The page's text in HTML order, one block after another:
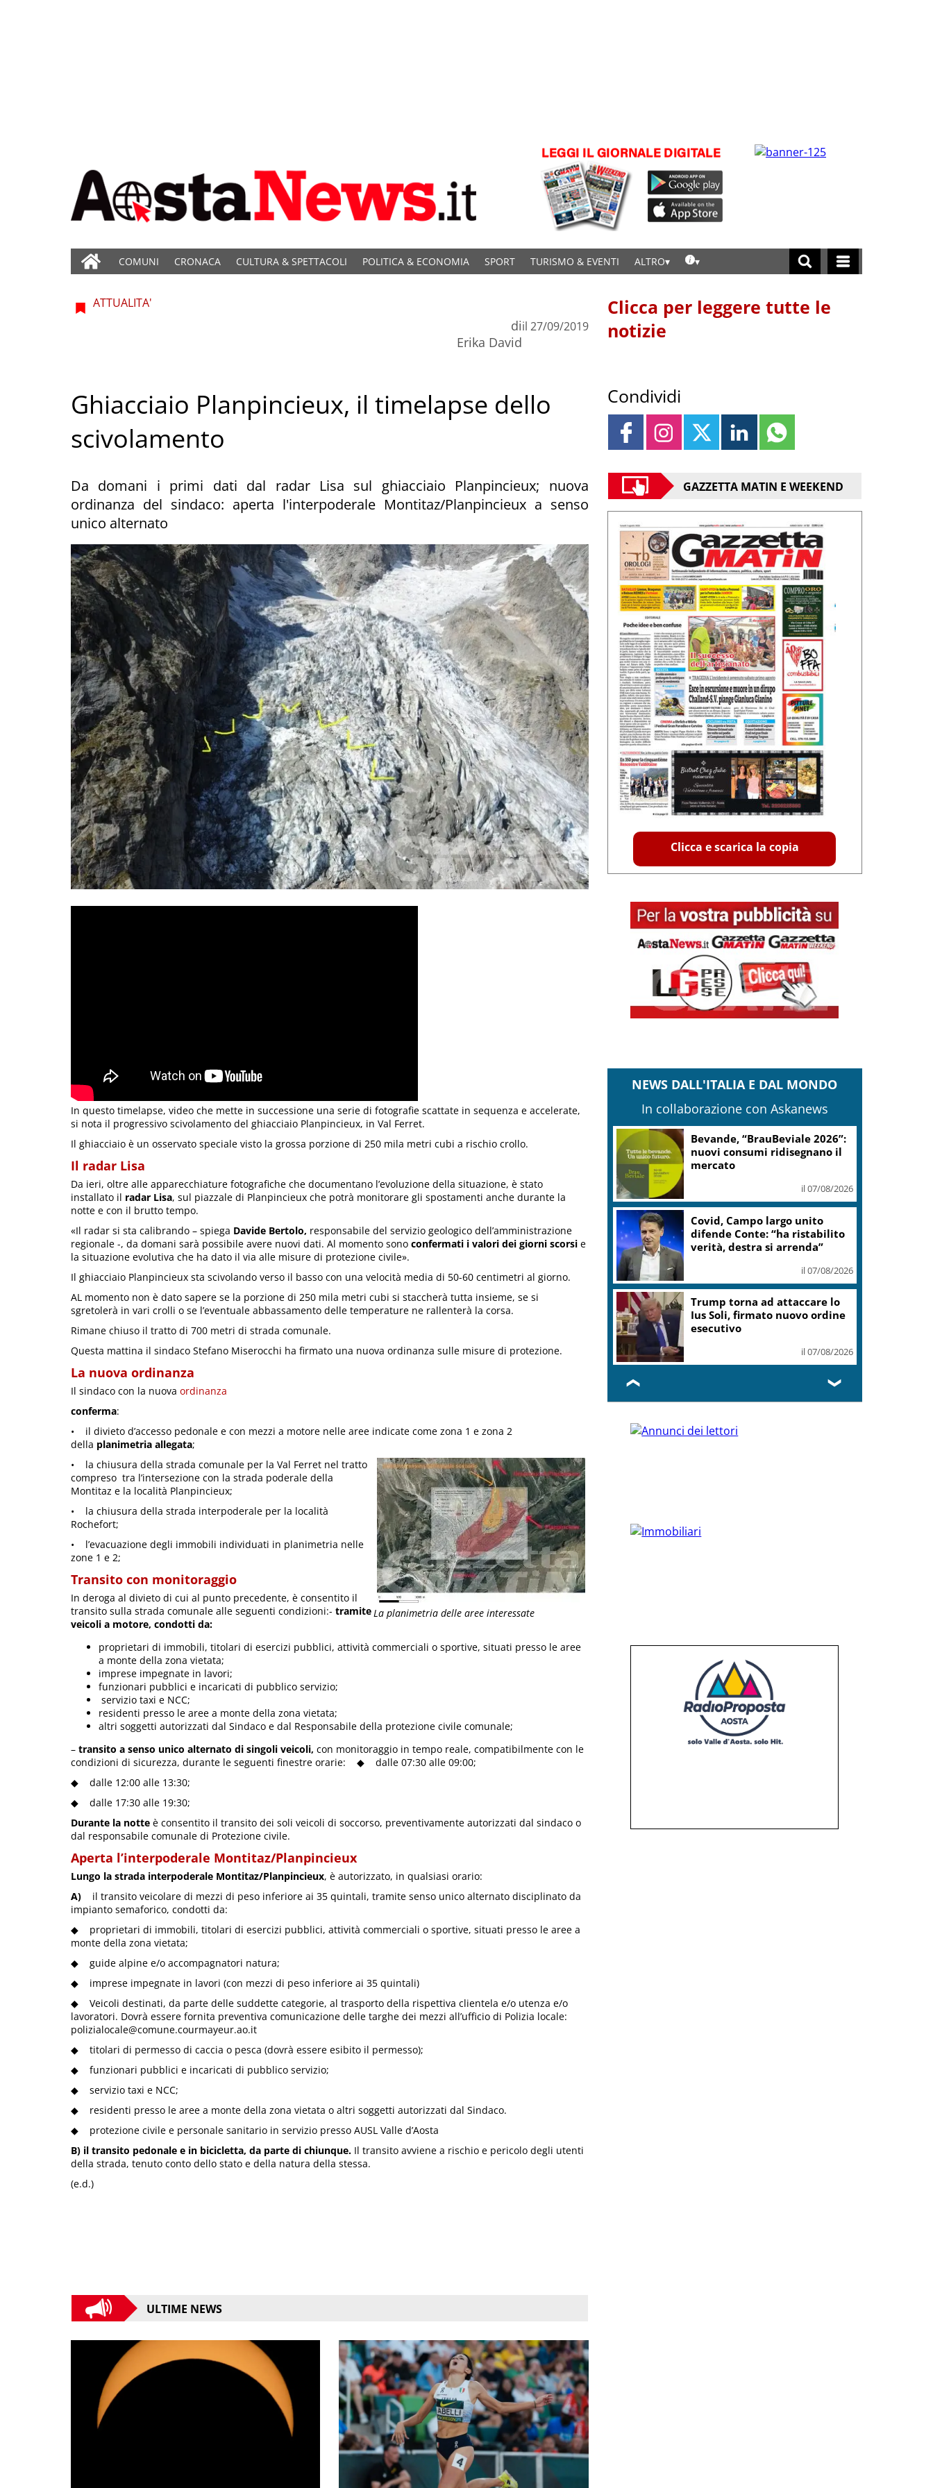
COMUNI CRONACA CULTURA & SPETTACOLI POLITICA & ECONOMIA SPORT TURISMO & EVENTI ALTRO
ATTUALITA'
di
Erika David
il 27/09/2019
Ghiacciaio Planpincieux, il timelapse dello
scivolamento
Da domani i primi dati dal radar Lisa sul ghiacciaio Planpincieux; nuova
ordinanza del sindaco: aperta l'interpoderale Montitaz/Planpincieux a senso
unico alternato
In questo timelapse, video che mette in successione una serie di fotografie scattate in sequenza e accelerate,
si nota il progressivo scivolamento del ghiacciaio Planpincieux, in Val Ferret.
Il ghiacciaio è un osservato speciale visto la grossa porzione di 250 mila metri cubi a rischio crollo.
Il radar Lisa
Da ieri, oltre alle apparecchiature fotografiche che documentano l’evoluzione della situazione, è stato
installato il radar Lisa, sul piazzale di Planpincieux che potrà monitorare gli spostamenti anche durante la
notte e con il brutto tempo.
«Il radar si sta calibrando – spiega Davide Bertolo, responsabile del servizio geologico dell’amministrazione
regionale -, da domani sarà possibile avere nuovi dati. Al momento sono confermati i valori dei giorni scorsi e
la situazione evolutiva che ha dato il via alle misure di protezione civile».
Il ghiacciaio Planpincieux sta scivolando verso il basso con una velocità media di 50-60 centimetri al giorno.
AL momento non è dato sapere se la porzione di 250 mila metri cubi si staccherà tutta insieme, se si
sgretolerà in vari crolli o se l’eventuale abbassamento delle temperature ne rallenterà la corsa.
Rimane chiuso il tratto di 700 metri di strada comunale.
Questa mattina il sindaco Stefano Miserocchi ha firmato una nuova ordinanza sulle misure di protezione.
La nuova ordinanza
Il sindaco con la nuova ordinanza
conferma:
• il divieto d’accesso pedonale e con mezzi a motore nelle aree indicate come zona 1 e zona 2
della planimetria allegata;
La planimetria delle aree interessate
• la chiusura della strada comunale per la Val Ferret nel tratto
compreso tra l’intersezione con la strada poderale della
Montitaz e la località Planpincieux;
• la chiusura della strada interpoderale per la località
Rochefort;
• l’evacuazione degli immobili individuati in planimetria nelle
zone 1 e 2;
Transito con monitoraggio
In deroga al divieto di cui al punto precedente, è consentito il
transito sulla strada comunale alle seguenti condizioni:- tramite
veicoli a motore, condotti da:
proprietari di immobili, titolari di esercizi pubblici, attività commerciali o sportive, situati presso le aree
a monte della zona vietata;
imprese impegnate in lavori;
funzionari pubblici e incaricati di pubblico servizio;
servizio taxi e NCC;
residenti presso le aree a monte della zona vietata;
altri soggetti autorizzati dal Sindaco e dal Responsabile della protezione civile comunale;
– transito a senso unico alternato di singoli veicoli, con monitoraggio in tempo reale, compatibilmente con le
condizioni di sicurezza, durante le seguenti finestre orarie: ◆ dalle 07:30 alle 09:00;
◆ dalle 12:00 alle 13:30;
◆ dalle 17:30 alle 19:30;
Durante la notte è consentito il transito dei soli veicoli di soccorso, preventivamente autorizzati dal sindaco o
dal responsabile comunale di Protezione civile.
Aperta l’interpoderale Montitaz/Planpincieux
Lungo la strada interpoderale Montitaz/Planpincieux, è autorizzato, in qualsiasi orario:
A)
il transito veicolare di mezzi di peso inferiore ai 35 quintali, tramite senso unico alternato disciplinato da
impianto semaforico, condotti da:
◆ proprietari di immobili, titolari di esercizi pubblici, attività commerciali o sportive, situati presso le aree a
monte della zona vietata;
◆ guide alpine e/o accompagnatori natura;
◆ imprese impegnate in lavori (con mezzi di peso inferiore ai 35 quintali)
◆ Veicoli destinati, da parte delle suddette categorie, al trasporto della rispettiva clientela e/o utenza e/o
lavoratori. Dovrà essere fornita preventiva comunicazione delle targhe dei mezzi all’ufficio di Polizia locale:
polizialocale@comune.courmayeur.ao.it
◆ titolari di permesso di caccia o pesca (dovrà essere esibito il permesso);
◆ funzionari pubblici e incaricati di pubblico servizio;
◆ servizio taxi e NCC;
◆ residenti presso le aree a monte della zona vietata o altri soggetti autorizzati dal Sindaco.
◆ protezione civile e personale sanitario in servizio presso AUSL Valle d’Aosta
B) il transito pedonale e in bicicletta, da parte di chiunque. Il transito avviene a rischio e pericolo degli utenti
della strada, tenuto conto dello stato e della natura della stessa.
(e.d.)
ULTIME NEWS
Clicca per leggere tutte le
notizie
Condividi
GAZZETTA MATIN E WEEKEND
Clicca e scarica la copia
NEWS DALL'ITALIA E DAL MONDO
In collaborazione con Askanews
Bevande, “BrauBeviale 2026”:
nuovi consumi ridisegnano il
mercato
il 07/08/2026
Covid, Campo largo unito
difende Conte: “ha ristabilito
verità, destra si arrenda”
il 07/08/2026
Trump torna ad attaccare lo
Ius Soli, firmato nuovo ordine
esecutivo
il 07/08/2026
❮ ❯